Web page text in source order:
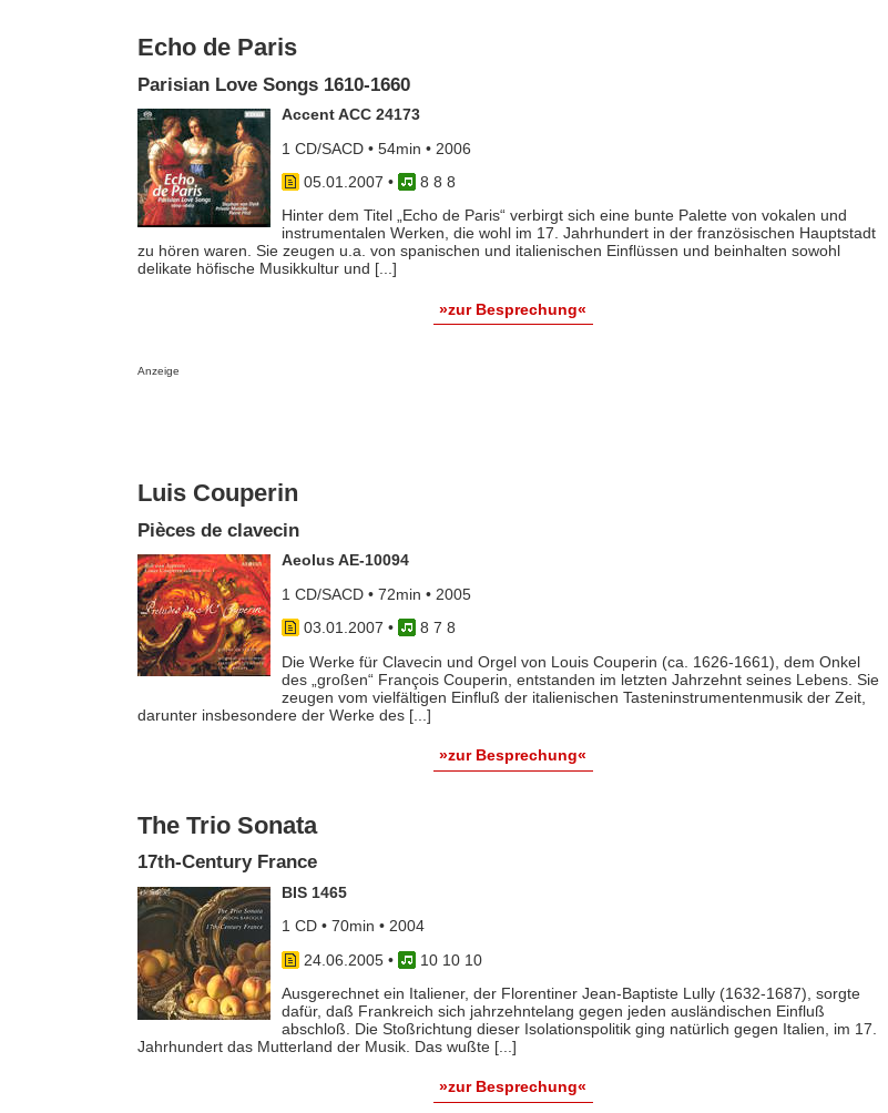
Echo de Paris
Parisian Love Songs 1610-1660
Accent ACC 24173
1 CD/SACD • 54min • 2006
05.01.2007 •
8 8 8
Hinter dem Titel „Echo de Paris“ verbirgt sich eine bunte Palette von vokalen und
instrumentalen Werken, die wohl im 17. Jahrhundert in der französischen Hauptstadt
zu hören waren. Sie zeugen u.a. von spanischen und italienischen Einflüssen und beinhalten sowohl
delikate höfische Musikkultur und [...]
»zur Besprechung«
Anzeige
Luis Couperin
Pièces de clavecin
Aeolus AE-10094
1 CD/SACD • 72min • 2005
03.01.2007 •
8 7 8
Die Werke für Clavecin und Orgel von Louis Couperin (ca. 1626-1661), dem Onkel
des „großen“ François Couperin, entstanden im letzten Jahrzehnt seines Lebens. Sie
zeugen vom vielfältigen Einfluß der italienischen Tasteninstrumentenmusik der Zeit,
darunter insbesondere der Werke des [...]
»zur Besprechung«
The Trio Sonata
17th-Century France
BIS 1465
1 CD • 70min • 2004
24.06.2005•
10 10 10
Ausgerechnet ein Italiener, der Florentiner Jean-Baptiste Lully (1632-1687), sorgte
dafür, daß Frankreich sich jahrzehntelang gegen jeden ausländischen Einfluß
abschloß. Die Stoßrichtung dieser Isolationspolitik ging natürlich gegen Italien, im 17.
Jahrhundert das Mutterland der Musik. Das wußte [...]
»zur Besprechung«